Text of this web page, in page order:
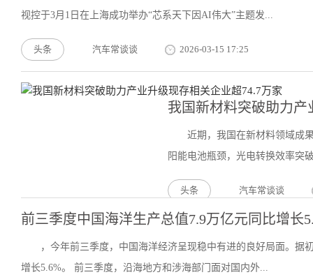
视控于3月1日在上海成功举办“芯系天下因AI伟大”主题发...
头条 汽车常谈谈 2026-03-15 17:25
我国新材料突破助力产
近期，我国在新材料领域成
阳能电池瓶颈，光电转换效率突
头条 汽车常谈谈
前三季度中国海洋生产总值7.9万亿元同比增长
，今年前三季度，中国海洋经济呈现稳中有进的良好局面。
增长5.6%。 前三季度，沿海地方和涉海部门面对国内外...